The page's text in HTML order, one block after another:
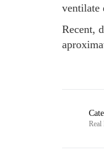
ventilate
Recent,
Real